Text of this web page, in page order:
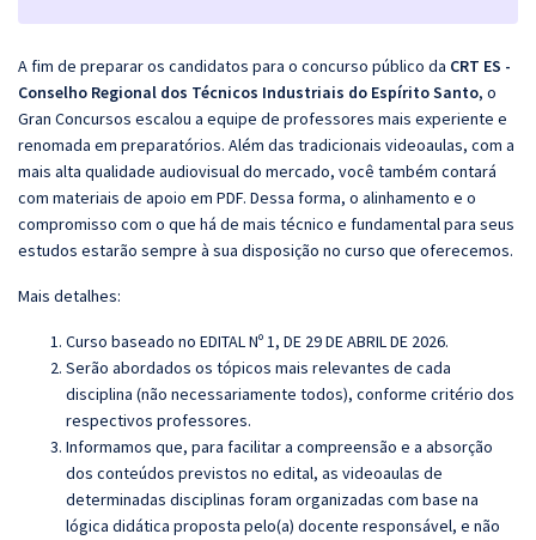
A fim de preparar os candidatos para o concurso público da CRT ES -
Conselho Regional dos Técnicos Industriais do Espírito Santo, o
Gran Concursos escalou a equipe de professores mais experiente e
renomada em preparatórios. Além das tradicionais videoaulas, com a
mais alta qualidade audiovisual do mercado, você também contará
com materiais de apoio em PDF. Dessa forma, o alinhamento e o
compromisso com o que há de mais técnico e fundamental para seus
estudos estarão sempre à sua disposição no curso que oferecemos.
Mais detalhes:
Curso baseado no EDITAL Nº 1, DE 29 DE ABRIL DE 2026.
Serão abordados os tópicos mais relevantes de cada
disciplina (não necessariamente todos), conforme critério dos
respectivos professores.
Informamos que, para facilitar a compreensão e a absorção
dos conteúdos previstos no edital, as videoaulas de
determinadas disciplinas foram organizadas com base na
lógica didática proposta pelo(a) docente responsável, e não